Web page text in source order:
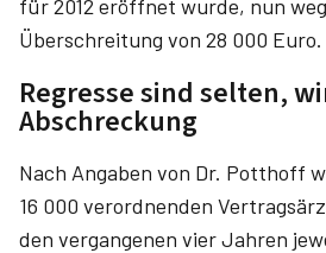
für 2012 eröffnet wurde, nun
Überschreitung von 28 000 Euro.
Regresse sind selten,
Abschreckung
Nach Angaben von Dr. Potthoff
16 000 verordnenden
den vergangenen vier Jahren